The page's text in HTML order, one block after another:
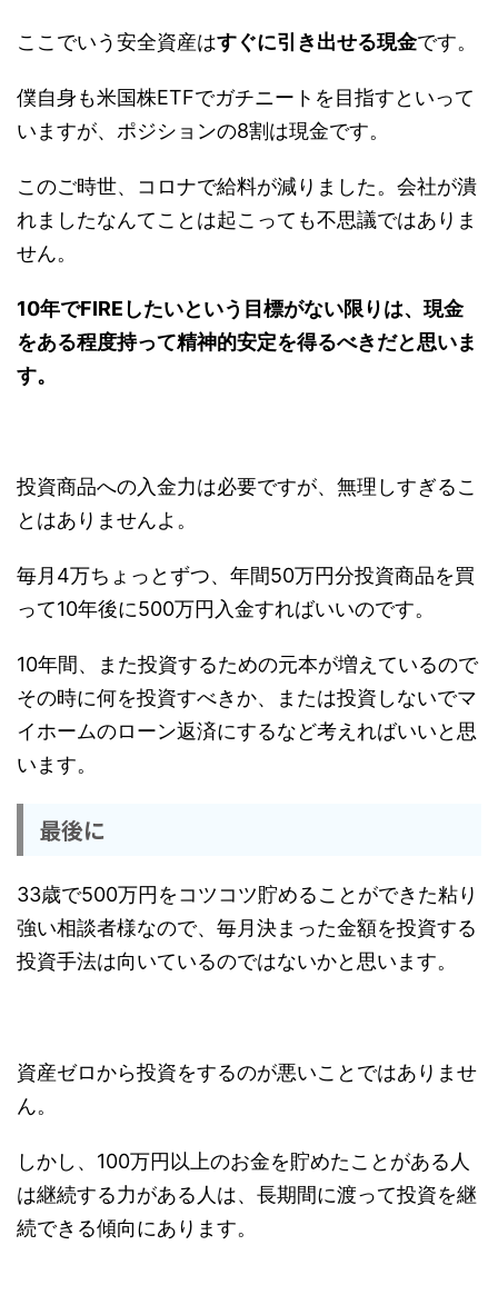
ここでいう安全資産はすぐに引き出せる現金です。
僕自身も米国株ETFでガチニートを目指すといって
いますが、ポジションの8割は現金です。
このご時世、コロナで給料が減りました。会社が潰
れましたなんてことは起こっても不思議ではありま
せん。
10年でFIREしたいという目標がない限りは、現金
をある程度持って精神的安定を得るべきだと思いま
す。
投資商品への入金力は必要ですが、無理しすぎるこ
とはありませんよ。
毎月4万ちょっとずつ、年間50万円分投資商品を買
って10年後に500万円入金すればいいのです。
10年間、また投資するための元本が増えているので
その時に何を投資すべきか、または投資しないでマ
イホームのローン返済にするなど考えればいいと思
います。
最後に
33歳で500万円をコツコツ貯めることができた粘り
強い相談者様なので、毎月決まった金額を投資する
投資手法は向いているのではないかと思います。
資産ゼロから投資をするのが悪いことではありませ
ん。
しかし、100万円以上のお金を貯めたことがある人
は継続する力がある人は、長期間に渡って投資を継
続できる傾向にあります。